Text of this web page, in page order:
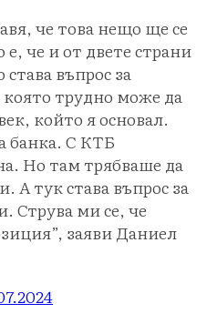
че това нещо ще се
че и от двете страни
въпрос за
трудно може да
който я основал.
банка. С КТБ
Но там трябваше да
А тук става въпрос за
Струва ми се, че
заяви Даниел